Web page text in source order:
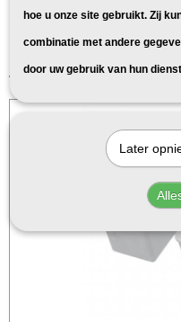
hoe u onze site gebruikt. Zij
combinatie met andere
door uw gebruik van hun
Later